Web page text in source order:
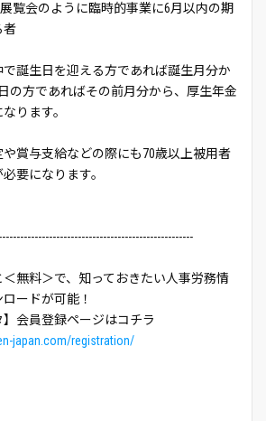
会のように臨時的事業に6月以内の期
者
で誕生日を迎える方であれば誕生月分か
の方であればその前月分から、厚生年金
ります。
賞与支給などの際にも70歳以上被用者
要になります。
無料＞で、知っておきたい人事労務情
ードが可能！
】会員登録ページはコチラ
japan.com/registration/